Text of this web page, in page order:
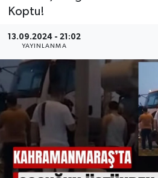
Koptu!
13.09.2024 - 21:02
YAYINLANMA
TEKNOLOJİ
SAĞLIK
EĞİTİM
İLÇE HABERLERİ
KÜLTÜR-SANAT
KSÜ
Tüm Manşetler
Son Dakika Haberleri
Haber Arşivi